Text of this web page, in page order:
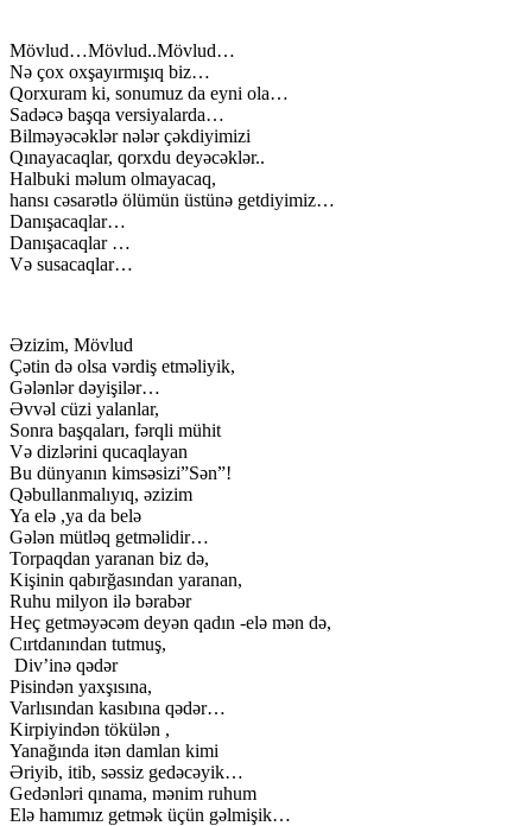
Mövlud…Mövlud..Mövlud…
Nə çox oxşayırmışıq biz…
Qorxuram ki, sonumuz da eyni ola…
Sadəcə başqa versiyalarda…
Bilməyəcəklər nələr çəkdiyimizi
Qınayacaqlar, qorxdu deyəcəklər..
Halbuki məlum olmayacaq,
hansı cəsarətlə ölümün üstünə getdiyimiz…
Danışacaqlar…
Danışacaqlar …
Və susacaqlar…
Əzizim, Mövlud
Çətin də olsa vərdiş etməliyik,
Gələnlər dəyişilər…
Əvvəl cüzi yalanlar,
Sonra başqaları, fərqli mühit
Və dizlərini qucaqlayan
Bu dünyanın kimsəsizi”Sən”!
Qəbullanmalıyıq, əzizim
Ya elə ,ya da belə
Gələn mütləq getməlidir…
Torpaqdan yaranan biz də,
Kişinin qabırğasından yaranan,
Ruhu milyon ilə bərabər
Heç getməyəcəm deyən qadın -elə mən də,
Cırtdanından tutmuş,
Div’inə qədər
Pisindən yaxşısına,
Varlısından kasıbına qədər…
Kirpiyindən tökülən ,
Yanağında itən damlan kimi
Əriyib, itib, səssiz gedəcəyik…
Gedənləri qınama, mənim ruhum
Elə hamımız getmək üçün gəlmişik…